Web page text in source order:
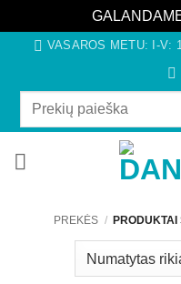
content
VASAROS METU: I-V:
Ieškoti:
PREKĖS / PRODUKTAI